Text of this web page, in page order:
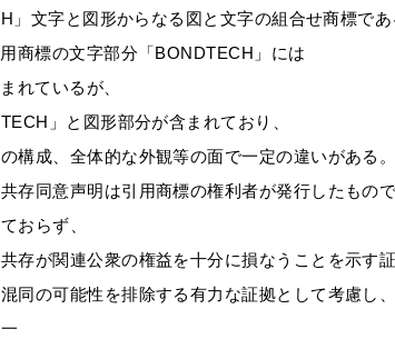
」文字と図形からなる図と文字の組合せ商標であ
商標の文字部分「BONDTECH」には
れているが、
」と図形部分が含まれており、
構成、全体的な外観等の面で一定の違いがある。
存同意声明は引用商標の権利者が発行したもので
おらず、
存が関連公衆の権益を十分に損なうことを示す
同の可能性を排除する有力な証拠として考慮し、